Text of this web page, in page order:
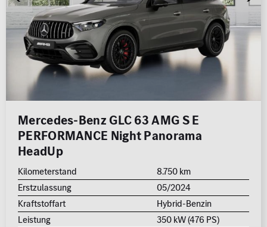
Mercedes-Benz GLC 63 AMG S E
PERFORMANCE Night Panorama
HeadUp
Kilometerstand
8.750 km
Erstzulassung
05/2024
Kraftstoffart
Hybrid-Benzin
Leistung
350 kW (476 PS)